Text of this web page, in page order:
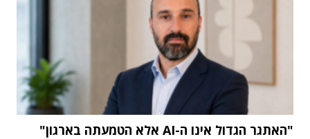
"האתגר הגדול אינו ה-AI אלא הטמעתה בארגון"